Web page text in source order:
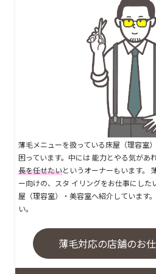
薄毛メニューを扱っている床屋（理容室
困っています。中には 能力とやる気があれ
長を任せたいというオーナーもいます。
ー向けの、スタ イリングをお仕事にした
屋（理容室）・美容室へ紹介しています
い。
薄毛対応の店舗のお